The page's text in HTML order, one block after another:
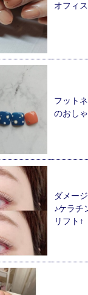
オフィ
フット
のおし
ダメー
♪ケラチ
リフト↑